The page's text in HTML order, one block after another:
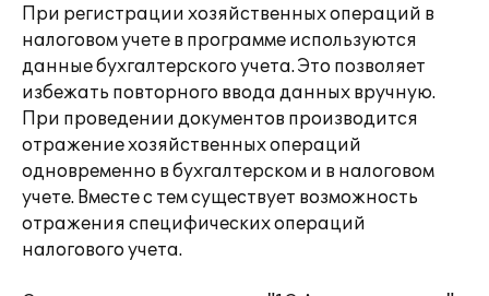
При регистрации хозяйственных операций в
налоговом учете в программе используются
данные бухгалтерского учета. Это позволяет
избежать повторного ввода данных вручную.
При проведении документов производится
отражение хозяйственных операций
одновременно в бухгалтерском и в налоговом
учете. Вместе с тем существует возможность
отражения специфических операций
налогового учета.